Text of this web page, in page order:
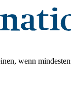
wenn